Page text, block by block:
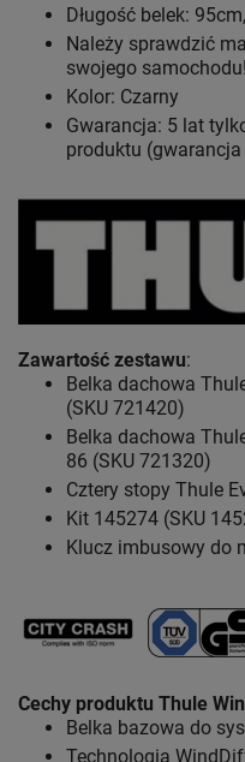
Długość belek:
Należy sprawdzić
swojego samochodu!
Kolor: Czarny
Gwarancja: 5 lat
produktu
Zawartość zestawu:
Belka dachowa
(SKU 721420)
Belka dachowa
86 (SKU 721320)
Cztery stopy Thule
Kit 145274 (SKU
Klucz imbusowy do
Cechy produktu Thule
Belka bazowa do
Technologia